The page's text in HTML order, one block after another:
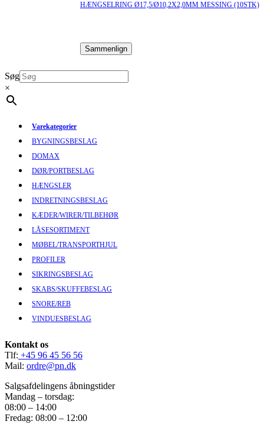
HÆNGSELRING Ø17,5/Ø10,2X2,0MM MESSING (10STK)
Sammenlign
Søg
×
Varekategorier
BYGNINGSBESLAG
DOMAX
DØR/PORTBESLAG
HÆNGSLER
INDRETNINGSBESLAG
KÆDER/WIRER/TILBEHØR
LÅSESORTIMENT
MØBEL/TRANSPORTHJUL
PROFILER
SIKRINGSBESLAG
SKABS/SKUFFEBESLAG
SNORE/REB
VINDUESBESLAG
Kontakt os
Tlf: +45 96 45 56 56
Mail: ordre@pn.dk
Salgsafdelingens åbningstider
Mandag – torsdag:
08:00 – 14:00
Fredag: 08:00 – 12:00